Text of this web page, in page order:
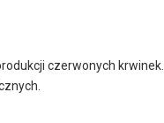
czerwonych krwinek.